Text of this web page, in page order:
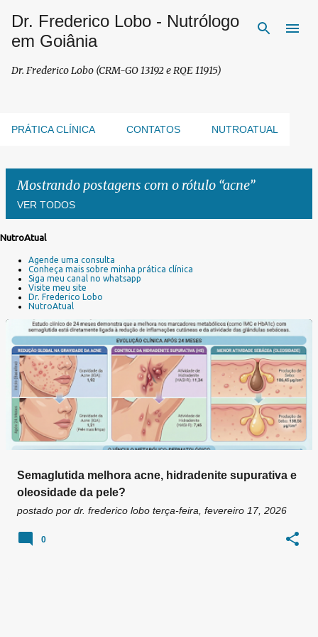
Pular para o conteúdo principal
Dr. Frederico Lobo - Nutrólogo
em Goiânia
Dr. Frederico Lobo (CRM-GO 13192 e RQE 11915)
PRÁTICA CLÍNICA CONTATOS NUTROATUAL
Mostrando postagens com o rótulo acne
VER TODOS
g
NutroAtual
Agende uma consulta
Conheça mais sobre minha prática clínica
Siga meu canal no whatsapp
Visite meu site
Dr. Frederico Lobo
NutroAtual
Semaglutida melhora acne, hidradenite supurativa e
oleosidade da pele?
postado por dr. frederico lobo terça-feira, fevereiro 17, 2026
0